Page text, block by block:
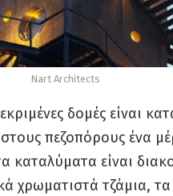
Nart Architects
δομές είναι
πεζοπόρους ένα
καταλύματα είναι
χρωματιστά τζάμια,